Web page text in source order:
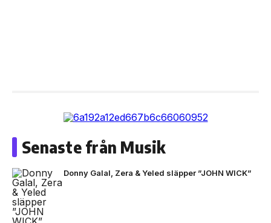
Senaste från Musik
Donny Galal, Zera & Yeled släpper ”JOHN WICK”